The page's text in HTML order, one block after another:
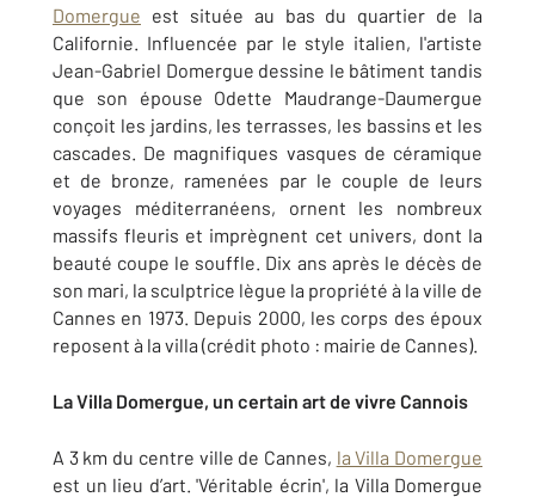
Domergue est située au bas du quartier de la
Californie. Influencée par le style italien, l'artiste
Jean-Gabriel Domergue dessine le bâtiment tandis
que son épouse Odette Maudrange-Daumergue
conçoit les jardins, les terrasses, les bassins et les
cascades. De magnifiques vasques de céramique
et de bronze, ramenées par le couple de leurs
voyages méditerranéens, ornent les nombreux
massifs fleuris et imprègnent cet univers, dont la
beauté coupe le souffle. Dix ans après le décès de
son mari, la sculptrice lègue la propriété à la ville de
Cannes en 1973. Depuis 2000, les corps des époux
reposent à la villa (crédit photo : mairie de Cannes).
La Villa Domergue, un certain art de vivre Cannois
A 3 km du centre ville de Cannes, la Villa Domergue
est un lieu d’art. 'Véritable écrin', la Villa Domergue